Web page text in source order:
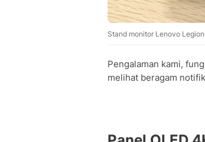
Stand monitor Lenovo
Pengalaman kami,
melihat beragam